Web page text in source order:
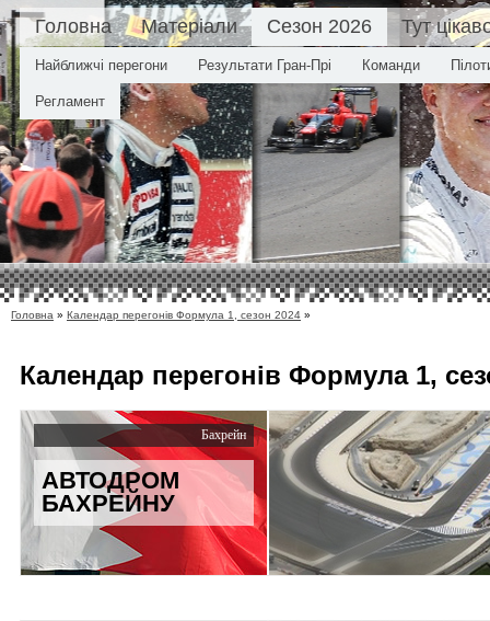
Головна Матеріали Сезон 2026
Найближчі перегони Результати Гран-Прі Команди
Регламент
Тут
Головна » Календар перегонів Формула 1, сезон 2024 »
Календар перегонів Формула 1,
Бахрейн
АВТОДРОМ
БАХРЕЙНУ